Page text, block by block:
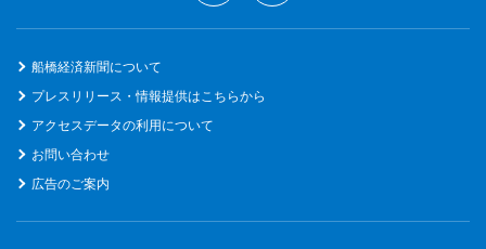
船橋経済新聞について
プレスリリース・情報提供はこちらから
アクセスデータの利用について
お問い合わせ
広告のご案内